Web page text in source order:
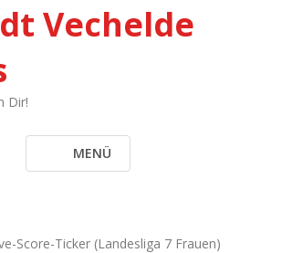
Vechelde
Dir!
MENÜ
Score-Ticker (Landesliga 7 Frauen)